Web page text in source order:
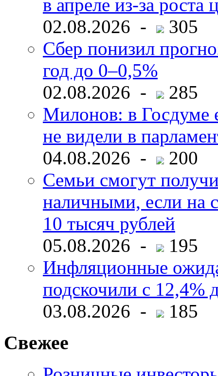
в апреле из-за роста
02.08.2026 -
305
Сбер понизил
год до 0–0,5%
02.08.2026 -
285
Милонов: в Госдуме
не видели в
04.08.2026 -
200
Семьи смогут
наличными, если на
10 тысяч рублей
05.08.2026 -
195
Инфляционные
подскочили с 12,4%
03.08.2026 -
185
Свежее